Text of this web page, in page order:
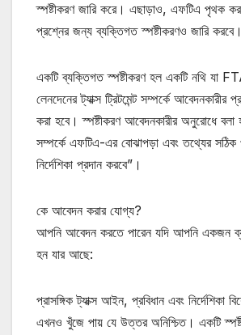
স্পষ্টীকরণ জারি করে। এছাড়াও, এফটিএ পৃথক
প্রশ্নের জন্য ব্যক্তিগত স্পষ্টীকরণও জারি করবে।
একটি ব্যক্তিগত স্পষ্টীকরণ হল একটি নথি যা FTA
লেনদেনের ট্যাক্স ট্রিটমেন্ট সম্পর্কে আবেদনকারীর
করা হবে। স্পষ্টীকরণ আবেদনকারীর অনুরোধে
সম্পর্কে এফটিএ-এর বোঝাপড়া এবং তথ্যের সঠিক
নির্দেশিকা প্রদান করবে”।
কে আবেদন করার যোগ্য?
আপনি আবেদন করতে পারেন যদি আপনি একজন
হন যার আছে:
প্রাসঙ্গিক ট্যাক্স আইন, প্রবিধান এবং নির্দেশিকা
এখনও খুঁজে পায় যে উত্তর অনিশ্চিত। একটি